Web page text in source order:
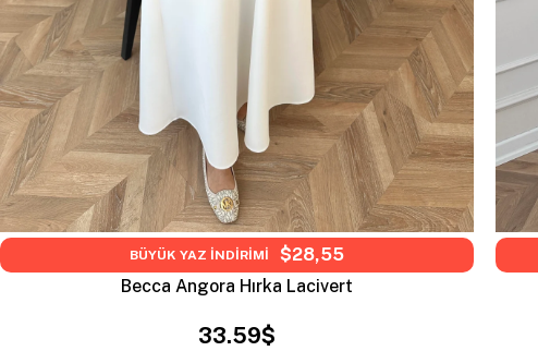
Becca Angora Hırka Lacivert
33.59$
BÜYÜK YAZ İNDİRİMİ
$28,55